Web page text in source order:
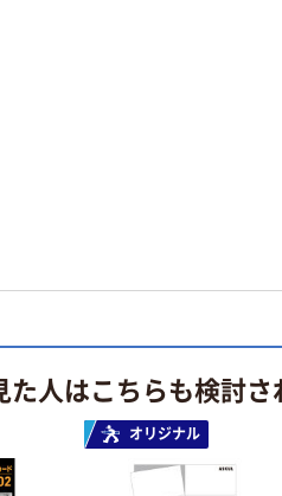
た人はこちらも検討
オリジナル